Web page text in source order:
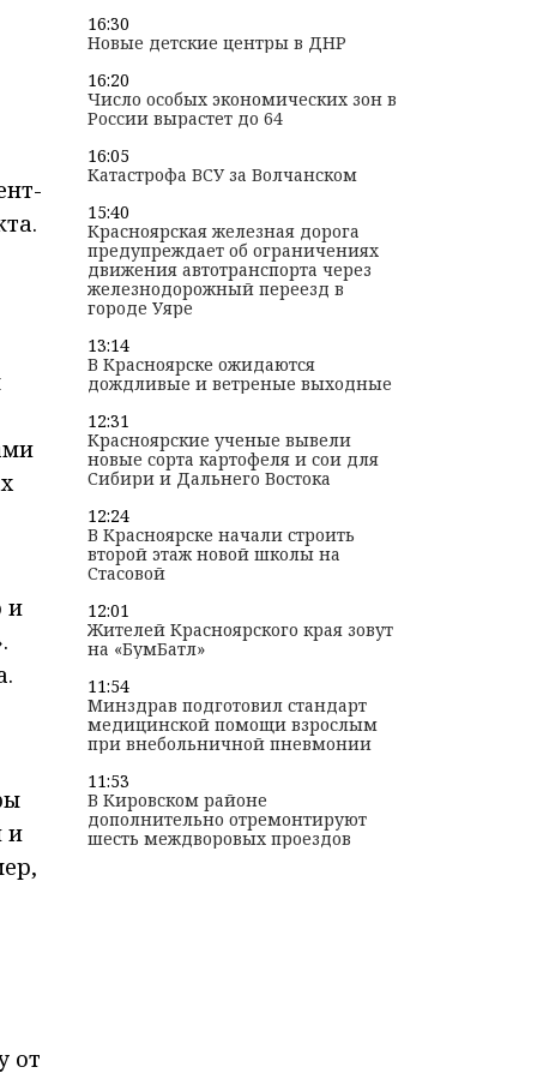
и
и
от
16:30
Новые детские центры в ДНР
16:20
Число особых экономических зон в
России вырастет до 64
16:05
Катастрофа ВСУ за Волчанском
15:40
Красноярская железная дорога
предупреждает об ограничениях
движения автотранспорта через
железнодорожный переезд в
городе Уяре
13:14
В Красноярске ожидаются
дождливые и ветреные выходные
12:31
Красноярские ученые вывели
новые сорта картофеля и сои для
Сибири и Дальнего Востока
12:24
В Красноярске начали строить
второй этаж новой школы на
Стасовой
12:01
Жителей Красноярского края зовут
на «БумБатл»
11:54
Минздрав подготовил стандарт
медицинской помощи взрослым
при внебольничной пневмонии
11:53
В Кировском районе
дополнительно отремонтируют
шесть междворовых проездов